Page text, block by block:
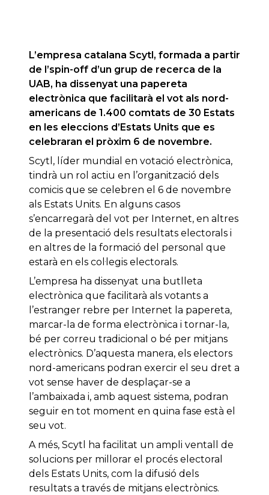
L’empresa catalana Scytl, formada a partir
de l’spin-off d’un grup de recerca de la
UAB, ha dissenyat una papereta
electrònica que facilitarà el vot als nord-
americans de 1.400 comtats de 30 Estats
en les eleccions d’Estats Units que es
celebraran el pròxim 6 de novembre.
Scytl, líder mundial en votació electrònica,
tindrà un rol actiu en l’organització dels
comicis que se celebren el 6 de novembre
als Estats Units. En alguns casos
s’encarregarà del vot per Internet, en altres
de la presentació dels resultats electorals i
en altres de la formació del personal que
estarà en els col·legis electorals.
L’empresa ha dissenyat una butlleta
electrònica que facilitarà als votants a
l’estranger rebre per Internet la papereta,
marcar-la de forma electrònica i tornar-la,
bé per correu tradicional o bé per mitjans
electrònics. D’aquesta manera, els electors
nord-americans podran exercir el seu dret a
vot sense haver de desplaçar-se a
l’ambaixada i, amb aquest sistema, podran
seguir en tot moment en quina fase està el
seu vot.
A més, Scytl ha facilitat un ampli ventall de
solucions per millorar el procés electoral
dels Estats Units, com la difusió dels
resultats a través de mitjans electrònics.